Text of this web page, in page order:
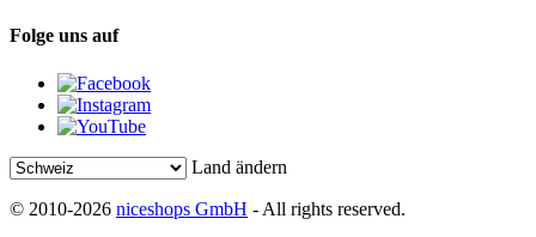
Folge uns auf
Land ändern
© 2010-2026 niceshops GmbH - All rights reserved.